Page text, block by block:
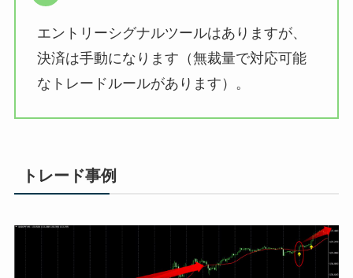
エントリーシグナルツールはありますが、
決済は手動になります（無裁量で対応可能
なトレードルールがあります）。
トレード事例